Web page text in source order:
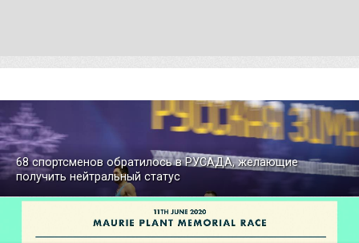
68 спортсменов обратилось в РУСАДА, желающие
получить нейтральный статус